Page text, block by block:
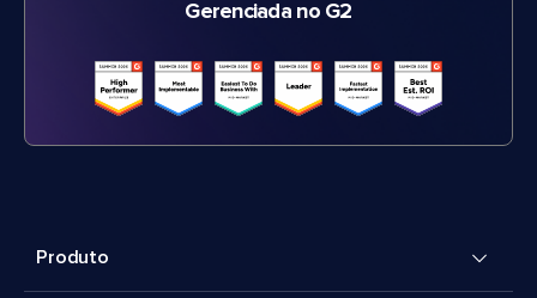
Gerenciada no G2
Produto